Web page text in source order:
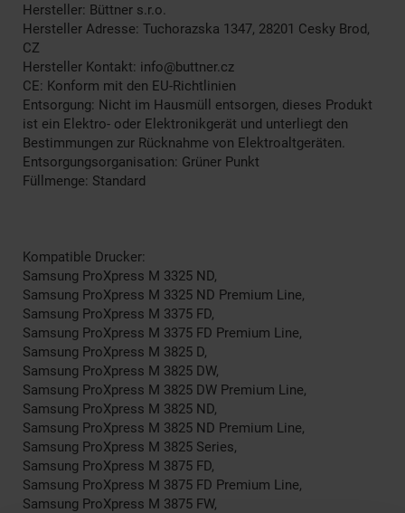
Hersteller: Büttner s.r.o.
Hersteller Adresse: Tuchorazska 1347, 28201 Cesky Brod,
CZ
Hersteller Kontakt: info@buttner.cz
CE: Konform mit den EU-Richtlinien
Entsorgung: Nicht im Hausmüll entsorgen, dieses Produkt
ist ein Elektro- oder Elektronikgerät und unterliegt den
Bestimmungen zur Rücknahme von Elektroaltgeräten.
Entsorgungsorganisation: Grüner Punkt
Füllmenge: Standard
Kompatible Drucker:
Samsung ProXpress M 3325 ND,
Samsung ProXpress M 3325 ND Premium Line,
Samsung ProXpress M 3375 FD,
Samsung ProXpress M 3375 FD Premium Line,
Samsung ProXpress M 3825 D,
Samsung ProXpress M 3825 DW,
Samsung ProXpress M 3825 DW Premium Line,
Samsung ProXpress M 3825 ND,
Samsung ProXpress M 3825 ND Premium Line,
Samsung ProXpress M 3825 Series,
Samsung ProXpress M 3875 FD,
Samsung ProXpress M 3875 FD Premium Line,
Samsung ProXpress M 3875 FW,